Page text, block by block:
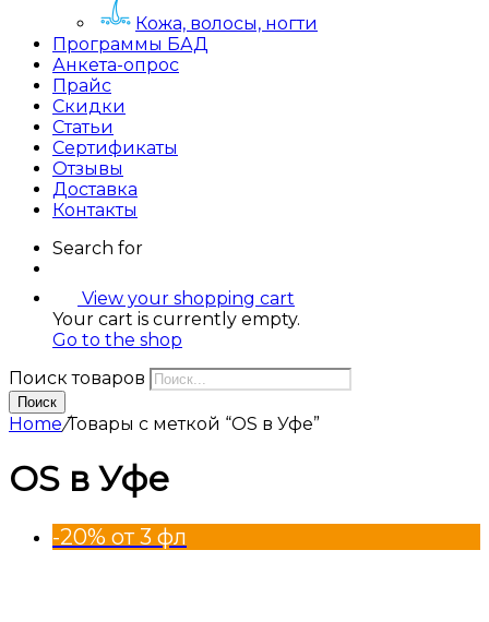
Кожа, волосы, ногти
Программы БАД
Анкета-опрос
Прайс
Скидки
Статьи
Сертификаты
Отзывы
Доставка
Контакты
Search for
View your shopping cart
Your cart is currently empty.
Go to the shop
Поиск товаров
Поиск
Home/Товары с меткой “OS в Уфе”
OS в Уфе
-20% от 3 фл